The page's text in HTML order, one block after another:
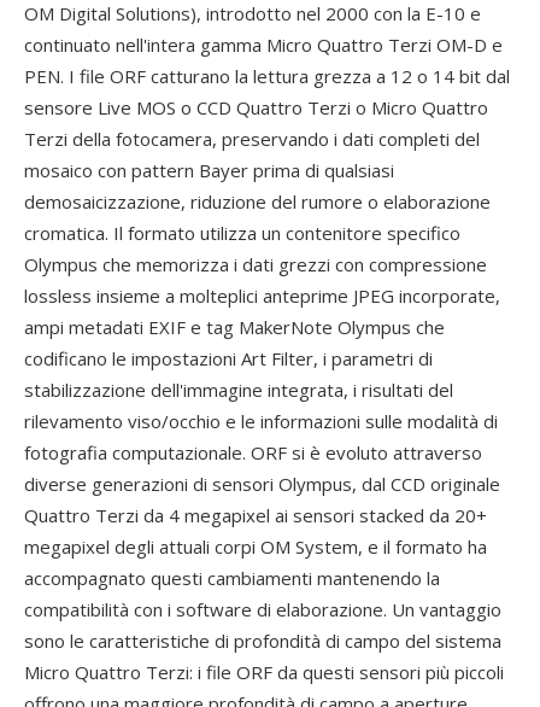
OM Digital Solutions), introdotto nel 2000 con la E-10 e
continuato nell'intera gamma Micro Quattro Terzi OM-D e
PEN. I file ORF catturano la lettura grezza a 12 o 14 bit dal
sensore Live MOS o CCD Quattro Terzi o Micro Quattro
Terzi della fotocamera, preservando i dati completi del
mosaico con pattern Bayer prima di qualsiasi
demosaicizzazione, riduzione del rumore o elaborazione
cromatica. Il formato utilizza un contenitore specifico
Olympus che memorizza i dati grezzi con compressione
lossless insieme a molteplici anteprime JPEG incorporate,
ampi metadati EXIF e tag MakerNote Olympus che
codificano le impostazioni Art Filter, i parametri di
stabilizzazione dell'immagine integrata, i risultati del
rilevamento viso/occhio e le informazioni sulle modalità di
fotografia computazionale. ORF si è evoluto attraverso
diverse generazioni di sensori Olympus, dal CCD originale
Quattro Terzi da 4 megapixel ai sensori stacked da 20+
megapixel degli attuali corpi OM System, e il formato ha
accompagnato questi cambiamenti mantenendo la
compatibilità con i software di elaborazione. Un vantaggio
sono le caratteristiche di profondità di campo del sistema
Micro Quattro Terzi: i file ORF da questi sensori più piccoli